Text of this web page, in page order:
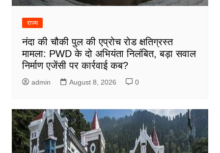
राज्य
नंदा की चौकी पुल की एप्रोच रोड क्षतिग्रस्त
मामला: PWD के दो अभियंता निलंबित, बड़ा सवाल
निर्माण एजेंसी पर कार्रवाई कब?
admin August 8, 2026 0